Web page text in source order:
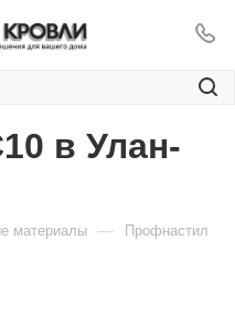
в Улан-
материалы — Профнастил